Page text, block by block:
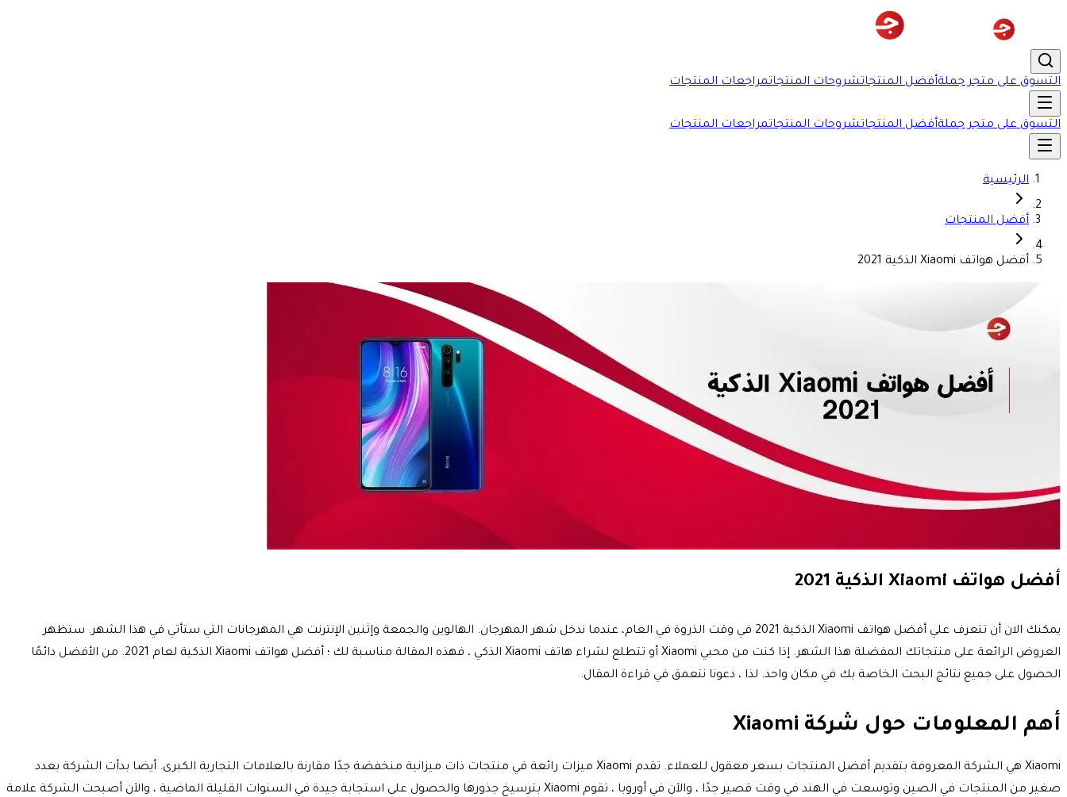
التسوق على متجر جملةأفضل المنتجاتشروحات المنتجاتمراجعات المنتجات
التسوق على متجر جملةأفضل المنتجاتشروحات المنتجاتمراجعات المنتجات
الرئيسية
أفضل المنتجات
أفضل هواتف Xiaomi الذكية 2021
أفضل هواتف Xiaomi الذكية 2021
يمكنك الان أن تتعرف علي أفضل هواتف Xiaomi الذكية 2021 في وقت الذروة في العام، عندما ندخل شهر المهرجان. الهالوين والجمعة وإثنين الإنترنت هي المهرجانات التي ستأتي في هذا الشهر. ستظهر
العروض الرائعة على منتجاتك المفضلة هذا الشهر. إذا كنت من محبي Xiaomi أو تتطلع لشراء هاتف Xiaomi الذكي ، فهذه المقالة مناسبة لك ؛ أفضل هواتف Xiaomi الذكية لعام 2021. من الأفضل دائمًا
الحصول على جميع نتائج البحث الخاصة بك في مكان واحد. لذا ، دعونا نتعمق في قراءة المقال.
أهم المعلومات حول شركة Xiaomi
Xiaomi هي الشركة المعروفة بتقديم أفضل المنتجات بسعر معقول للعملاء. تقدم Xiaomi ميزات رائعة في منتجات ذات ميزانية منخفضة جدًا مقارنة بالعلامات التجارية الكبرى. أيضا بدأت الشركة بعدد
صغير من المنتجات في الصين وتوسعت في الهند في وقت قصير جدًا ، والآن في أوروبا ، تقوم Xiaomi بترسيخ جذورها والحصول على استجابة جيدة في السنوات القليلة الماضية ، والآن أصبحت الشركة علامة